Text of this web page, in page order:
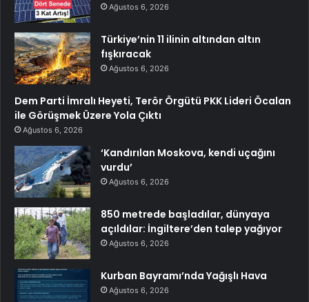
Ağustos 6, 2026
Türkiye’nin 11 ilinin altından altın
fışkıracak
Ağustos 6, 2026
Dem Parti İmralı Heyeti, Terör Örgütü PKK Lideri Öcalan
ile Görüşmek Üzere Yola Çıktı
Ağustos 6, 2026
‘Kandırılan Moskova, kendi uçağını
vurdu’
Ağustos 6, 2026
850 metrede başladılar, dünyaya
açıldılar: İngiltere’den talep yağıyor
Ağustos 6, 2026
Kurban Bayramı’nda Yağışlı Hava
Ağustos 6, 2026